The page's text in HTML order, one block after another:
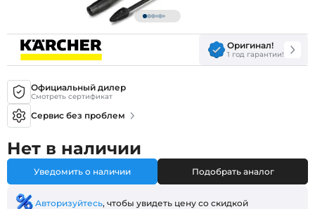
Оригинал!
1 год гарантии!
Официальный дилер
Смотреть сертификат
Сервис без проблем
Нет в наличии
Уведомить о наличии Подобрать аналог
Авторизуйтесь, чтобы увидеть цену со скидкой